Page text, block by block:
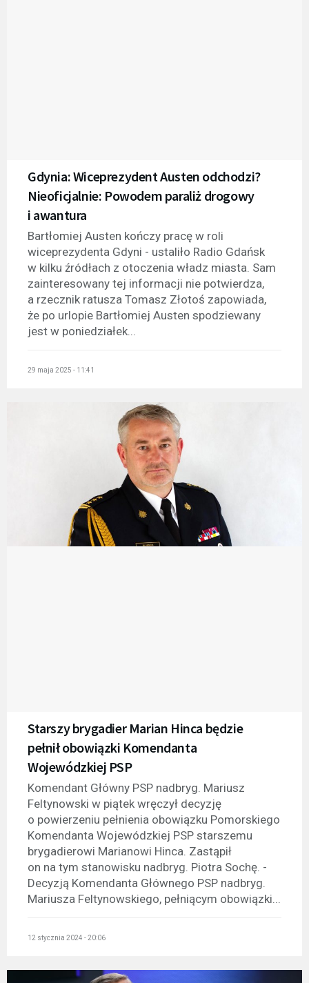
Gdynia: Wiceprezydent Austen odchodzi?
Nieoficjalnie: Powodem paraliż drogowy
i awantura
Bartłomiej Austen kończy pracę w roli
wiceprezydenta Gdyni - ustaliło Radio Gdańsk
w kilku źródłach z otoczenia władz miasta. Sam
zainteresowany tej informacji nie potwierdza,
a rzecznik ratusza Tomasz Złotoś zapowiada,
że po urlopie Bartłomiej Austen spodziewany
jest w poniedziałek...
29 maja 2025 - 11:41
Starszy brygadier Marian Hinca będzie
pełnił obowiązki Komendanta
Wojewódzkiej PSP
Komendant Główny PSP nadbryg. Mariusz
Feltynowski w piątek wręczył decyzję
o powierzeniu pełnienia obowiązku Pomorskiego
Komendanta Wojewódzkiej PSP starszemu
brygadierowi Marianowi Hinca. Zastąpił
on na tym stanowisku nadbryg. Piotra Sochę. -
Decyzją Komendanta Głównego PSP nadbryg.
Mariusza Feltynowskiego, pełniącym obowiązki...
12 stycznia 2024 - 20:06